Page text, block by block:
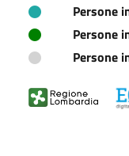
Persone
Persone
Persone